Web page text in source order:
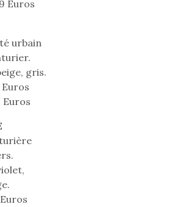
Euros
urbain
gris.
Euros
Euros